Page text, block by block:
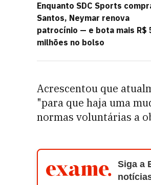
Enquanto SDC Sports
Santos, Neymar renova
patrocínio — e bota mais R$
milhões no bolso
Acrescentou que
"para que haja uma
normas voluntárias a
Siga a